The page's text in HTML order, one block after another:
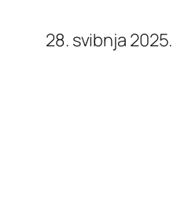
28. svibnja 2025.